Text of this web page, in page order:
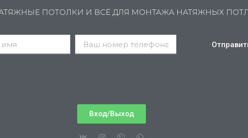
ПОТОЛКИ И ВСЁ ДЛЯ МОНТАЖА НАТЯЖНЫХ
Вход/Выход